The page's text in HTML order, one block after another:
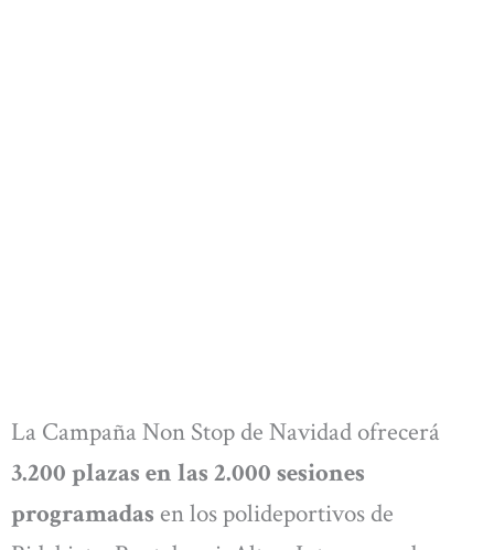
La Campaña Non Stop de Navidad ofrecerá
3.200 plazas en las 2.000 sesiones
programadas en los polideportivos de